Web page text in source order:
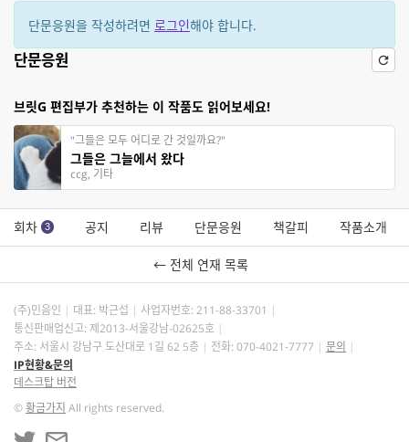
단문응원을 작성하려면 로그인해야 합니다.
단문응원
브릿G 편집부가 추천하는 이 작품도 읽어보세요!
"그들은 모두 어디로 간 것일까요?"
그들은 그늘에서 왔다
ccg, 기타
회차 3 공지 리뷰 단문응원 책갈피 작품소개
← 전체 연재 목록
(주)민음인 대표: 박근섭 사업자번호: 211-88-33701
통신판매업신고: 제2013-서울강남-02625호
주소: 서울시 강남구 도산대로 1길 62 5층
전화: 070-4021-7777
문의
IP현황&문의
데스크탑 버전
©황금가지 All rights reserved.